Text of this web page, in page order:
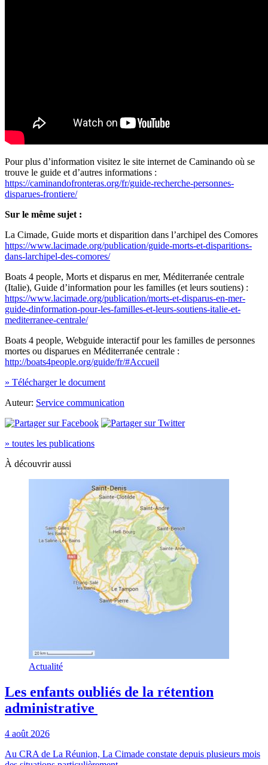
Pour plus d’information visitez le site internet de Caminando où se
trouve le guide et d’autres informations :
https://caminandofronteras.org/fr/guide-recherche-personnes-
disparues-frontiere/
Sur le même sujet :
La Cimade, Guide morts et disparition dans l’archipel des Comores
https://www.lacimade.org/publication/guide-morts-et-disparitions-
dans-larchipel-des-comores/
Boats 4 people, Morts et disparus en mer, Méditerranée centrale
(Italie), Guide d’information pour les familles (et leurs soutiens) :
https://www.lacimade.org/publication/morts-et-disparus-en-mer-
guide-dinformation-pour-les-familles-et-leurs-soutiens-italie-et-
mediterranee-centrale/
Boats 4 people, Webguide interactif pour les familles de personnes
mortes ou disparues en Méditerranée centrale :
http://boats4people.org/guide/fr/#Accueil
» Télécharger le document
Auteur: Service communication
» toutes les publications
À découvrir aussi
Actualité
Les enfants oubliés de la rétention
administrative
4 août 2026
Au CRA de La Réunion, La Cimade constate depuis plusieurs mois